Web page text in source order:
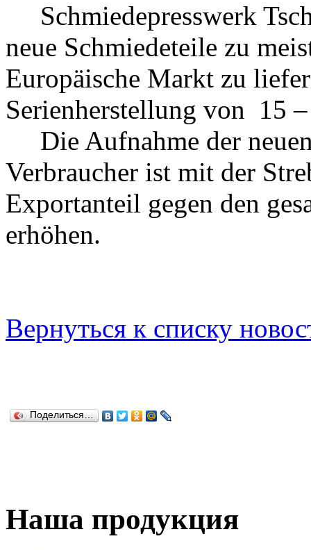
Schmiedepresswerk
neue Schmiedeteile zu
Europäische Markt zu
Serienherstellung von 15
Die Aufnahme der
Verbraucher ist mit der
Exportanteil gegen den
erhöhen.
Вернуться к списку
Поделиться…
Наша продукция